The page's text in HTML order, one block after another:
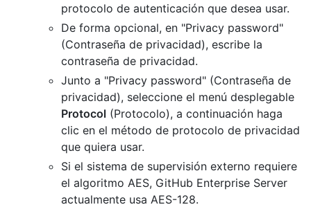
protocolo de autenticación que desea usar.
De forma opcional, en "Privacy password"
(Contraseña de privacidad), escribe la
contraseña de privacidad.
Junto a "Privacy password" (Contraseña de
privacidad), seleccione el menú desplegable
Protocol (Protocolo), a continuación haga
clic en el método de protocolo de privacidad
que quiera usar.
Si el sistema de supervisión externo requiere
el algoritmo AES, GitHub Enterprise Server
actualmente usa AES-128.